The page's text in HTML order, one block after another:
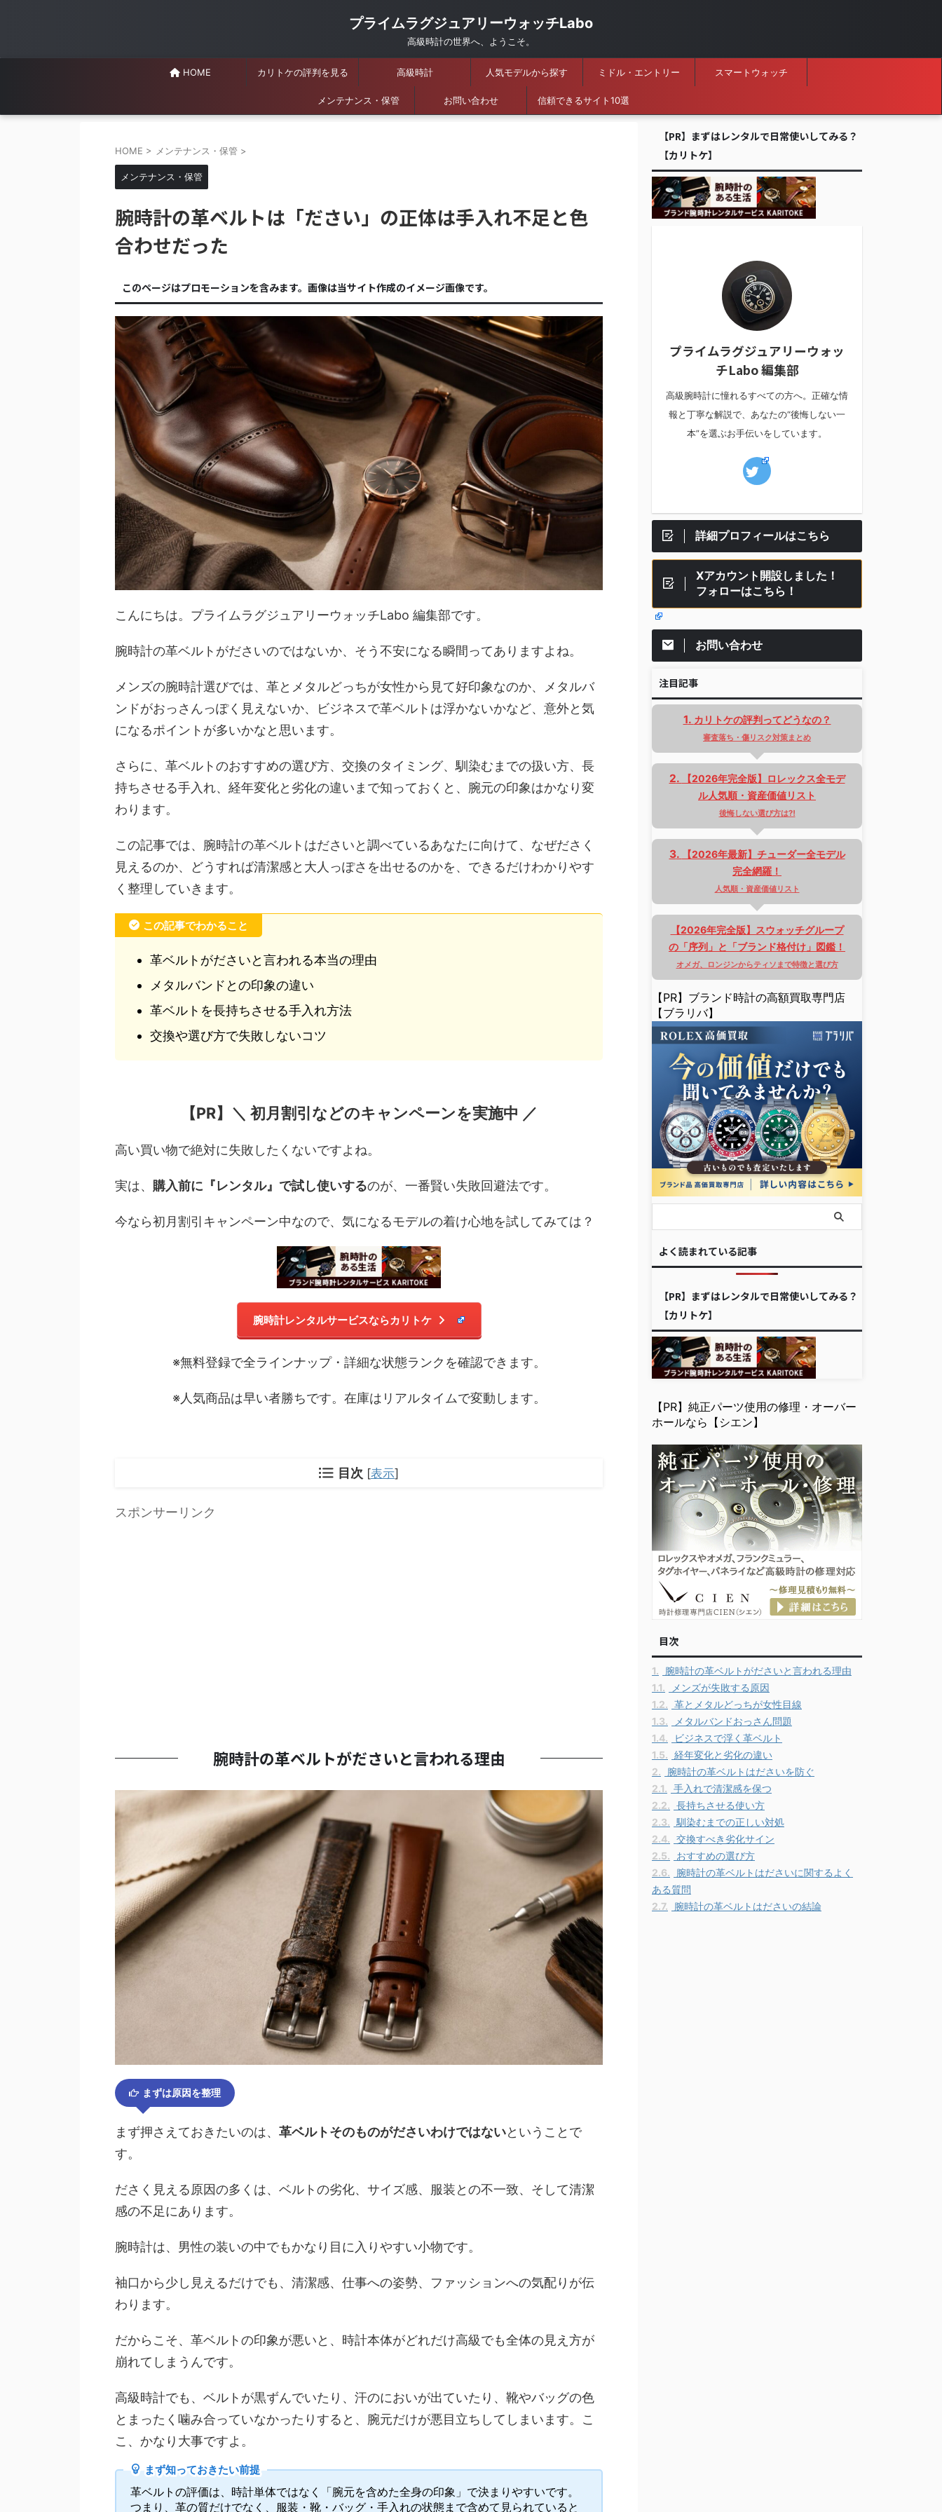
プライムラグジュアリーウォッチLabo
高級時計の世界へ、ようこそ。
HOME カリトケの評判を見る 高級時計 人気モデルから探す ミドル・エントリー スマートウォッチ
メンテナンス・保管 お問い合わせ 信頼できるサイト10選
HOME > メンテナンス・保管 >
メンテナンス・保管
腕時計の革ベルトは「ださい」の正体は手入れ不足と色
合わせだった
このページはプロモーションを含みます。画像は当サイト作成のイメージ画像です。
こんにちは。プライムラグジュアリーウォッチLabo 編集部です。
腕時計の革ベルトがださいのではないか、そう不安になる瞬間ってありますよね。
メンズの腕時計選びでは、革とメタルどっちが女性から見て好印象なのか、メタルバ
ンドがおっさんっぽく見えないか、ビジネスで革ベルトは浮かないかなど、意外と気
になるポイントが多いかなと思います。
さらに、革ベルトのおすすめの選び方、交換のタイミング、馴染むまでの扱い方、長
持ちさせる手入れ、経年変化と劣化の違いまで知っておくと、腕元の印象はかなり変
わります。
この記事では、腕時計の革ベルトはださいと調べているあなたに向けて、なぜださく
見えるのか、どうすれば清潔感と大人っぽさを出せるのかを、できるだけわかりやす
く整理していきます。
この記事でわかること
革ベルトがださいと言われる本当の理由
メタルバンドとの印象の違い
革ベルトを長持ちさせる手入れ方法
交換や選び方で失敗しないコツ
【PR】 ＼ 初月割引などのキャンペーンを実施中 ／
高い買い物で絶対に失敗したくないですよね。
実は、 購入前に『レンタル』で試し使いするのが、一番賢い失敗回避法です。
今なら初月割引キャンペーン中なので、気になるモデルの着け心地を試してみては？
腕時計レンタルサービスならカリトケ
※無料登録で全ラインナップ・詳細な状態ランクを確認できます。
※人気商品は早い者勝ちです。在庫はリアルタイムで変動します。
目次 [表示]
スポンサーリンク
腕時計の革ベルトがださいと言われる理由
まずは原因を整理
まず押さえておきたいのは、 革ベルトそのものがださいわけではないということで
す。
ださく見える原因の多くは、ベルトの劣化、サイズ感、服装との不一致、そして清潔
感の不足にあります。
腕時計は、男性の装いの中でもかなり目に入りやすい小物です。
袖口から少し見えるだけでも、清潔感、仕事への姿勢、ファッションへの気配りが伝
わります。
だからこそ、革ベルトの印象が悪いと、時計本体がどれだけ高級でも全体の見え方が
崩れてしまうんです。
高級時計でも、ベルトが黒ずんでいたり、汗のにおいが出ていたり、靴やバッグの色
とまったく噛み合っていなかったりすると、腕元だけが悪目立ちしてしまいます。こ
こ、かなり大事ですよ。
まず知っておきたい前提
革ベルトの評価は、時計単体ではなく「腕元を含めた全身の印象」で決まりやすいです。
つまり、革の質だけでなく、服装・靴・バッグ・手入れの状態まで含めて見られていると
【PR】まずはレンタルで日常使いしてみる？
【カリトケ】
プライムラグジュアリーウォッ
チLabo 編集部
高級腕時計に憧れるすべての方へ。正確な情
報と丁寧な解説で、あなたの“後悔しない一
本”を選ぶお手伝いをしています。
詳細プロフィールはこちら
Xアカウント開設しました！
フォローはこちら！
お問い合わせ
注目記事
カリトケの評判ってどうなの？
審査落ち・傷リスク対策まとめ
【2026年完全版】ロレックス全モデ
ル人気順・資産価値リスト
後悔しない選び方は⁈
【2026年最新】チューダー全モデル
完全網羅！
人気順・資産価値リスト
【2026年完全版】スウォッチグループ
の「序列」と「ブランド格付け」図鑑！
オメガ、ロンジンからティソまで特徴と選び方
【PR】ブランド時計の高額買取専門店
【ブラリバ】
よく読まれている記事
【PR】まずはレンタルで日常使いしてみる？
【カリトケ】
【PR】純正パーツ使用の修理・オーバー
ホールなら【シエン】
目次
1.
腕時計の革ベルトがださいと言われる理由
1.1.
メンズが失敗する原因
1.2. 革とメタルどっちが女性目線
1.3.
メタルバンドおっさん問題
1.4.
ビジネスで浮く革ベルト
1.5. 経年変化と劣化の違い
2.
腕時計の革ベルトはださいを防ぐ
2.1. 手入れで清潔感を保つ
2.2. 長持ちさせる使い方
2.3. 馴染むまでの正しい対処
2.4. 交換すべき劣化サイン
2.5.
おすすめの選び方
2.6.
腕時計の革ベルトはださいに関するよく
ある質問
2.7.
腕時計の革ベルトはださいの結論